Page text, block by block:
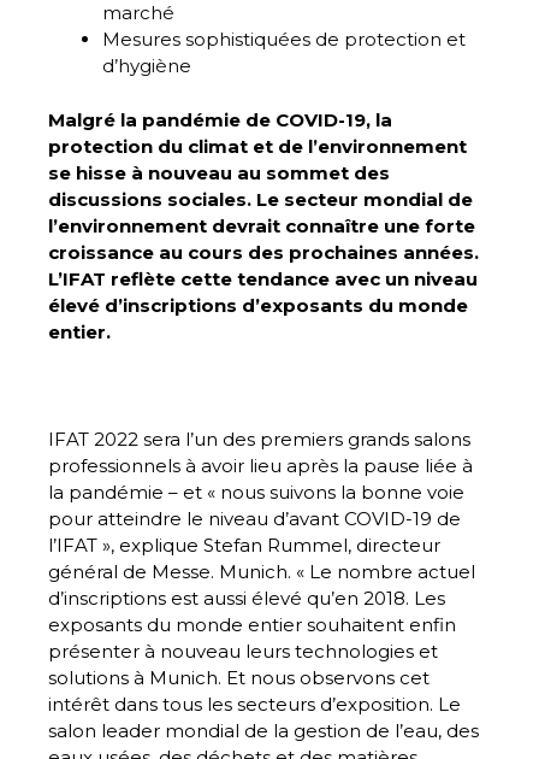
marché
Mesures sophistiquées de protection et
d’hygiène
Malgré la pandémie de COVID-19, la
protection du climat et de l’environnement
se hisse à nouveau au sommet des
discussions sociales. Le secteur mondial de
l’environnement devrait connaître une forte
croissance au cours des prochaines années.
L’IFAT reflète cette tendance avec un niveau
élevé d’inscriptions d’exposants du monde
entier.
IFAT 2022 sera l’un des premiers grands salons
professionnels à avoir lieu après la pause liée à
la pandémie – et « nous suivons la bonne voie
pour atteindre le niveau d’avant COVID-19 de
l’IFAT », explique Stefan Rummel, directeur
général de Messe. Munich. « Le nombre actuel
d’inscriptions est aussi élevé qu’en 2018. Les
exposants du monde entier souhaitent enfin
présenter à nouveau leurs technologies et
solutions à Munich. Et nous observons cet
intérêt dans tous les secteurs d’exposition. Le
salon leader mondial de la gestion de l’eau, des